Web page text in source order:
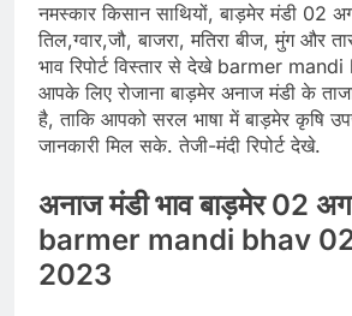
नमस्कार किसान साथियों, बाड़मेर मंडी 02
तिल,ग्वार,जौ, बाजरा, मतिरा बीज, मुंग और
भाव रिपोर्ट विस्तार से देखे barmer
आपके लिए रोजाना बाड़मेर अनाज मंडी के
है, ताकि आपको सरल भाषा में बाड़मेर कृषि
जानकारी मिल सके. तेजी-मंदी रिपोर्ट देखे.
अनाज मंडी भाव बाड़मेर 02
barmer mandi bhav
2023